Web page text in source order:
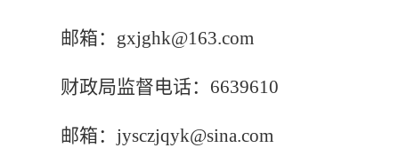
邮箱： gxjghk@163.com
财政局监督电话： 6639610
邮箱： jysczjqyk@sina.com